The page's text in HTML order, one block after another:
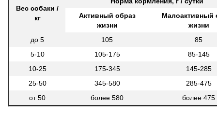
Вес собаки /
кг
Активный образ
жизни
Малоактивный
жизни
до 5
105
85
5-10
105-175
85-145
10-25
175-345
145-285
25-50
345-580
285-475
от 50
более 580 более 475